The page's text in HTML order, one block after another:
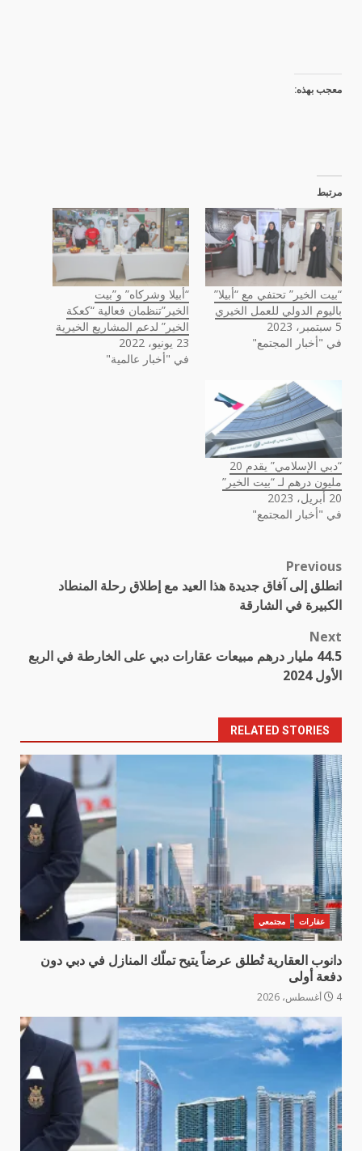
معجب بهذه:
مرتبط
“بيت الخير” تحتفي مع “أبيلا”
باليوم الدولي للعمل الخيري
5 سبتمبر، 2023
في "أخبار المجتمع"
“أبيلا وشركاه” و”بيت
الخير”تنظمان فعالية “كعكة
الخير” لدعم المشاريع الخيرية
23 يونيو، 2022
في "أخبار عالمية"
“دبي الإسلامي” يقدم 20
مليون درهم لـ “بيت الخير”
20 أبريل، 2023
في "أخبار المجتمع"
Post
navigation
Previous
انطلق إلى آفاق جديدة هذا العيد مع إطلاق رحلة المنطاد
الكبيرة في الشارقة
Next
44.5 مليار درهم مبيعات عقارات دبي على الخارطة في الربع
الأول 2024
RELATED STORIES
عقارات مجتمعي
دانوب العقارية تُطلق عرضاً يتيح تملّك المنازل في دبي دون
دفعة أولى
4 أغسطس، 2026